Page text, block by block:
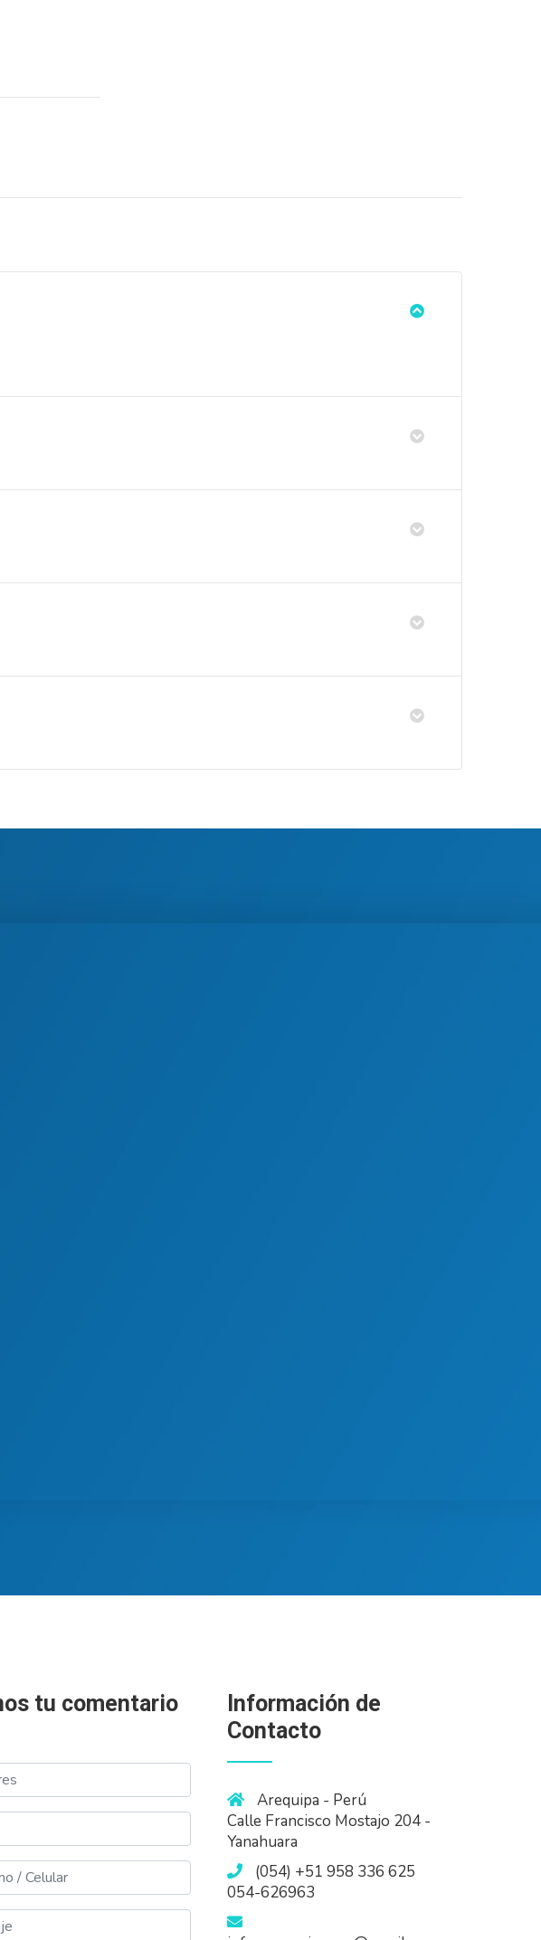
tu comentario
Información de
Contacto
Arequipa - Perú
Calle Francisco Mostajo 204 -
Yanahuara
(054) +51 958 336 625
054-626963